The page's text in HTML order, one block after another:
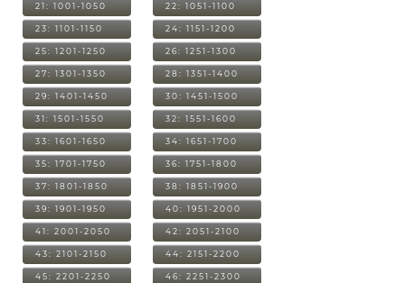
21: 1001-1050 22: 1051-1100
23: 1101-1150 24: 1151-1200
25: 1201-1250 26: 1251-1300
27: 1301-1350 28: 1351-1400
29: 1401-1450 30: 1451-1500
31: 1501-1550 32: 1551-1600
33: 1601-1650 34: 1651-1700
35: 1701-1750 36: 1751-1800
37: 1801-1850 38: 1851-1900
39: 1901-1950 40: 1951-2000
41: 2001-2050 42: 2051-2100
43: 2101-2150 44: 2151-2200
45: 2201-2250 46: 2251-2300